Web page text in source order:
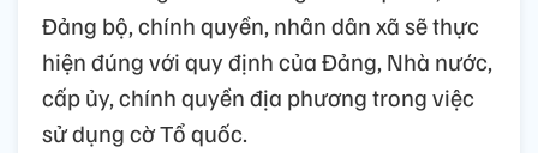
Đảng bộ, chính quyền, nhân dân xã sẽ thực
hiện đúng với quy định của Đảng, Nhà nước,
cấp ủy, chính quyền địa phương trong việc
sử dụng cờ Tổ quốc.